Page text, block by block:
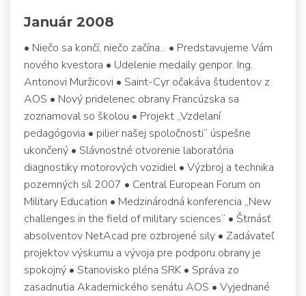
Január 2008
• Niečo sa končí, niečo začína... • Predstavujeme Vám
nového kvestora • Udelenie medaily genpor. Ing.
Antonovi Muržicovi • Saint-Cyr očakáva študentov z
AOS • Nový pridelenec obrany Francúzska sa
zoznamoval so školou • Projekt „Vzdelaní
pedagógovia • pilier našej spoločnosti“ úspešne
ukončený • Slávnostné otvorenie laboratória
diagnostiky motorových vozidiel • Výzbroj a technika
pozemných síl 2007 • Central European Forum on
Military Education • Medzinárodná konferencia „New
challenges in the field of military sciences“ • Štrnásť
absolventov NetAcad pre ozbrojené sily • Zadávateľ
projektov výskumu a vývoja pre podporu obrany je
spokojný • Stanovisko pléna SRK • Správa zo
zasadnutia Akademického senátu AOS • Vyjednané